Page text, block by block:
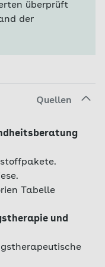
überprüft
der
Quellen
Tabelle
und